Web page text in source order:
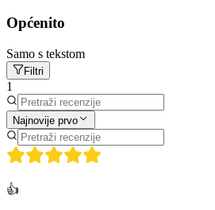
Općenito
Samo s tekstom
Filtri
1
Najnovije prvo
👍